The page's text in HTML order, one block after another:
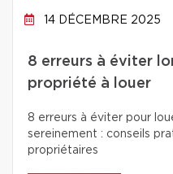
14 DÉCEMBRE 2025
8 erreurs à éviter
propriété à louer
8 erreurs à éviter pour
sereinement : conseils
propriétaires